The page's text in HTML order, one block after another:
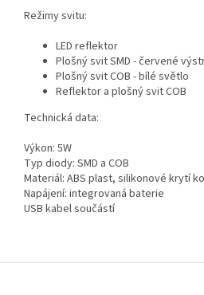
Režimy svitu:
LED reflektor
Plošný svit SMD - červené
Plošný svit COB - bílé světlo
Reflektor a plošný svit COB
Technická data:
Výkon: 5W
Typ diody: SMD a COB
Materiál: ABS plast, silikonové krytí
Napájení: integrovaná baterie
USB kabel součástí